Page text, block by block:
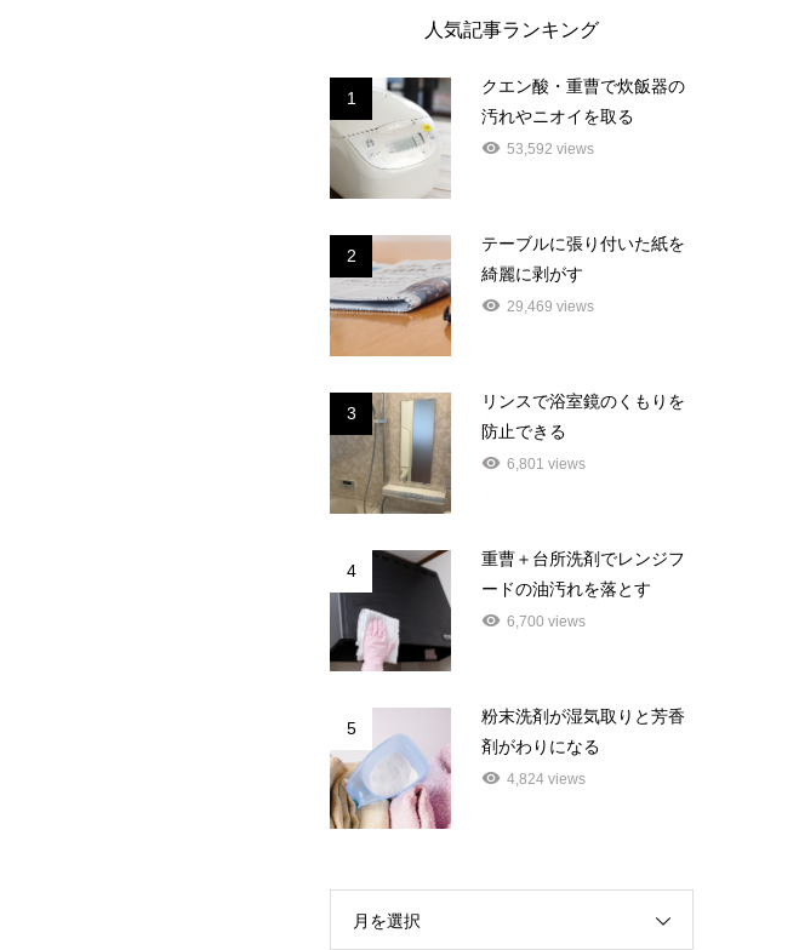
人気記事ランキング
1
クエン酸・重曹で炊飯器の
汚れやニオイを取る
53,592 views
2
テーブルに張り付いた紙を
綺麗に剥がす
29,469 views
3
リンスで浴室鏡のくもりを
防止できる
6,801 views
4
重曹＋台所洗剤でレンジフ
ードの油汚れを落とす
6,700 views
5
粉末洗剤が湿気取りと芳香
剤がわりになる
4,824 views
月を選択